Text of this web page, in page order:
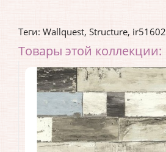
Теги: Wallquest, Structure, ir51602
Товары этой коллекции: